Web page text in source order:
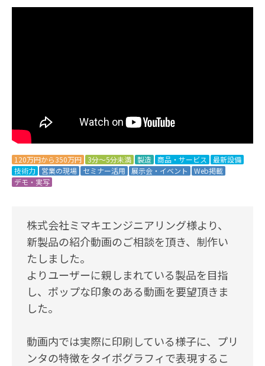
120万円から350万円 3分～5分未満 製造 商品・サービス
最新設備
技術力
営業の現場 セミナー活用 展示会・イベント
Web掲載
デモ・実写
株式会社ミマキエンジニアリング様より、
新製品の紹介動画のご相談を頂き、制作い
たしました。
よりユーザーに親しまれている製品を目指
し、ポップな印象のある動画を要望頂きま
した。
動画内では実際に印刷している様子に、プリ
ンタの特徴をタイポグラフィで表現するこ